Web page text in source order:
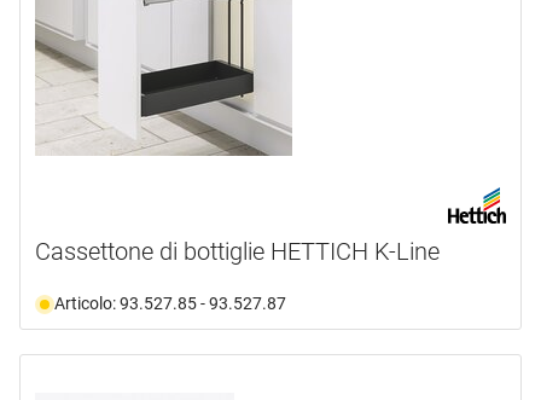
Cassettone di bottiglie HETTICH K-Line
Articolo: 93.527.85 - 93.527.87